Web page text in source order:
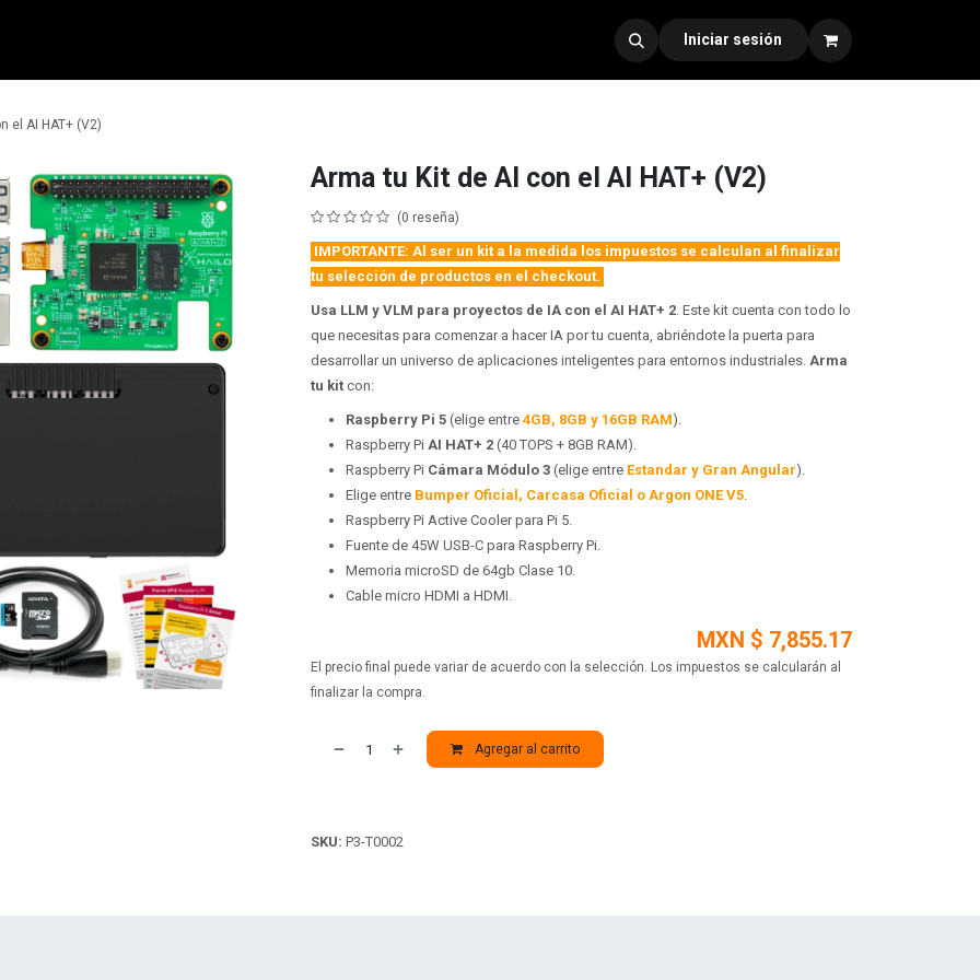
Iniciar sesión
el AI HAT+ (V2)
Arma tu Kit de AI con el AI HAT+ (V2)
(0 reseña)
IMPORTANTE: Al ser un kit a la medida los impuestos se calculan al finalizar
tu selección de productos en el checkout.
Usa LLM y VLM para proyectos de IA con el AI HAT+ 2. Este kit cuenta con todo lo
que necesitas para comenzar a hacer IA por tu cuenta, abriéndote la puerta para
desarrollar un universo de aplicaciones inteligentes para entornos industriales. Arma
tu kit con:
Raspberry Pi 5 (elige entre 4GB, 8GB y 16GB RAM).
Raspberry Pi AI HAT+ 2 (40 TOPS + 8GB RAM).
Raspberry Pi Cámara Módulo 3 (elige entre Estandar y Gran Angular).
Elige entre Bumper Oficial, Carcasa Oficial o Argon ONE V5.
Raspberry Pi Active Cooler para Pi 5.
Fuente de 45W USB-C para Raspberry Pi.
Memoria microSD de 64gb Clase 10.
Cable micro HDMI a HDMI.
MXN $ 7,855.17
El precio final puede variar de acuerdo con la selección. Los impuestos se calcularán al
finalizar la compra.
Agregar al carrito
SKU: P3-T0002